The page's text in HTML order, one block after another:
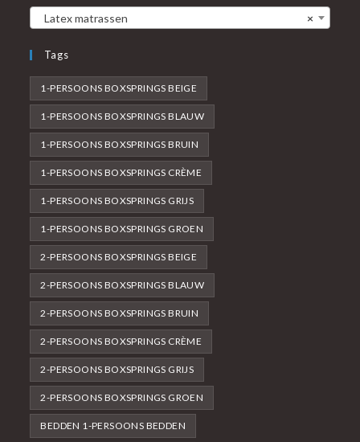
×
Latex matrassen
Tags
1-PERSOONS BOXSPRINGS BEIGE
1-PERSOONS BOXSPRINGS BLAUW
1-PERSOONS BOXSPRINGS BRUIN
1-PERSOONS BOXSPRINGS CRÈME
1-PERSOONS BOXSPRINGS GRIJS
1-PERSOONS BOXSPRINGS GROEN
2-PERSOONS BOXSPRINGS BEIGE
2-PERSOONS BOXSPRINGS BLAUW
2-PERSOONS BOXSPRINGS BRUIN
2-PERSOONS BOXSPRINGS CRÈME
2-PERSOONS BOXSPRINGS GRIJS
2-PERSOONS BOXSPRINGS GROEN
BEDDEN 1-PERSOONS BEDDEN